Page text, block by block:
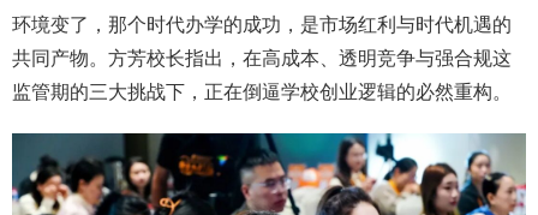
环境变了，那个时代办学的成功，是市场红利与时代机遇的
共同产物。方芳校长指出，在高成本、透明竞争与强合规这
监管期的三大挑战下，正在倒逼学校创业逻辑的必然重构。